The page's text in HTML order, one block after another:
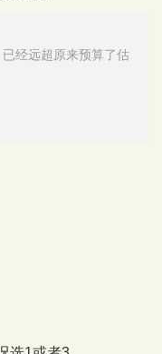
经远超原来预算了估